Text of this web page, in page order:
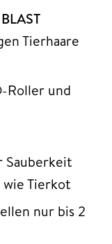
BLAST
Tierhaare
Roller und
Sauberkeit
wie Tierkot
nur bis 2